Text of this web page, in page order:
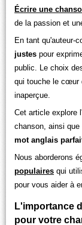
Écrire une
de la passion et
En tant qu'auteur-
justes pour
public. Le choix
qui touche le cœur
inaperçue.
Cet article explore
chanson, ainsi
mot anglais
Nous aborderons
populaires qui
pour vous aider à
L'importance
pour votre